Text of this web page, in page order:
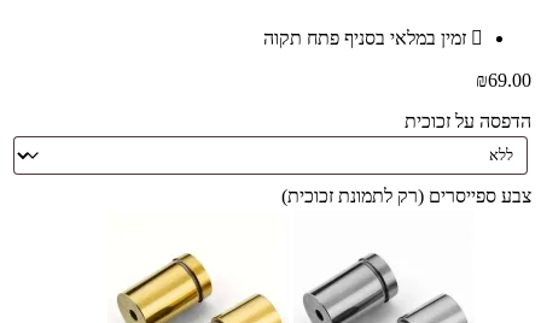
זמין במלאי בסניף פתח תקוה
₪69.00
הדפסה על זכוכית
צבע ספייסרים (רק לתמונת זכוכית)